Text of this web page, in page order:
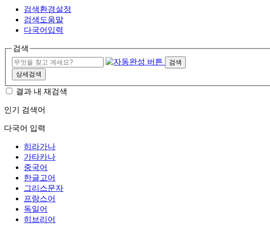
검색환경설정
검색도움말
다국어입력
검색
검색
상세검색
결과 내 재검색
인기 검색어
다국어 입력
히라가나
가타카나
중국어
한글고어
그리스문자
프랑스어
독일어
히브리어